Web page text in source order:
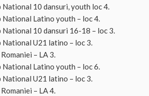
National 10 dansuri, youth loc 4.
National Latino youth – loc 4.
National 10 dansuri 16-18 – loc 3.
National U21 latino – loc 3.
– LA 3.
National Latino youth – loc 6.
National U21 latino – loc 3.
– LA 4.